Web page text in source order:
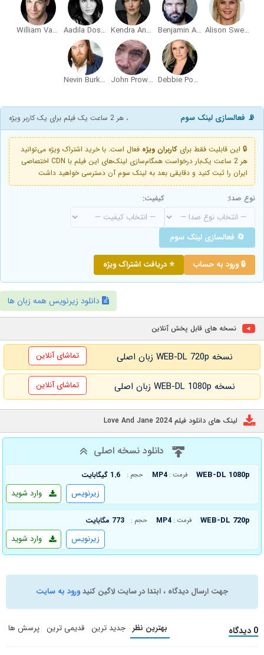
Alison Sweeney
Benjamin Ayres
Kendra Anderson
Aadila Dosani
William Vaughan
Debbie Podowski
John Prowse
Nevin Burkholder
📡 فعالسازی لینک سوم ، هر 2 ساعت یک فیلم برای یک کاربر ویژه
🔒 این قابلیت فقط برای کاربران ویژه فعال است. با خرید اشتراک ویژه می‌توانید
هر 2 ساعت یک‌بار درخواست همگام‌سازی لینک‌های این فیلم با CDN اختصاصی
ایران را ثبت کنید و دقایقی بعد به لینک سوم آن دسترسی خواهید داشت
نوع صدا: کیفیت:
🔄 فعالسازی لینک سوم
🔒 ورود به حساب ⭐ دریافت اشتراک ویژه
دانلود زیرنویس همه زبان ها
نسخه های قابل پخش آنلاین
نسخه WEB-DL 720p زبان اصلی تماشای آنلاین
نسخه WEB-DL 1080p زبان اصلی تماشای آنلاین
لینک های دانلود فیلم Love And Jane 2024
دانلود نسخه اصلی
WEB-DL 1080p فرمت : MP4 حجم : 1.6 گیگابایت
وارد شوید زیرنویس
WEB-DL 720p فرمت : MP4 حجم : 773 مگابایت
وارد شوید زیرنویس
جهت ارسال دیدگاه ، ابتدا در سایت لاگین کنیدورود به سایت
0 دیدگاه بهترین نظر جدید ترین قدیمی ترین پرسش ها